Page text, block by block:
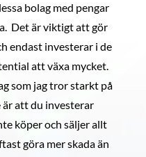
bolag med pengar
Det är viktigt att gör
endast investerar i de
att växa mycket.
som jag tror starkt på
är att du investerar
köper och säljer allt
göra mer skada än